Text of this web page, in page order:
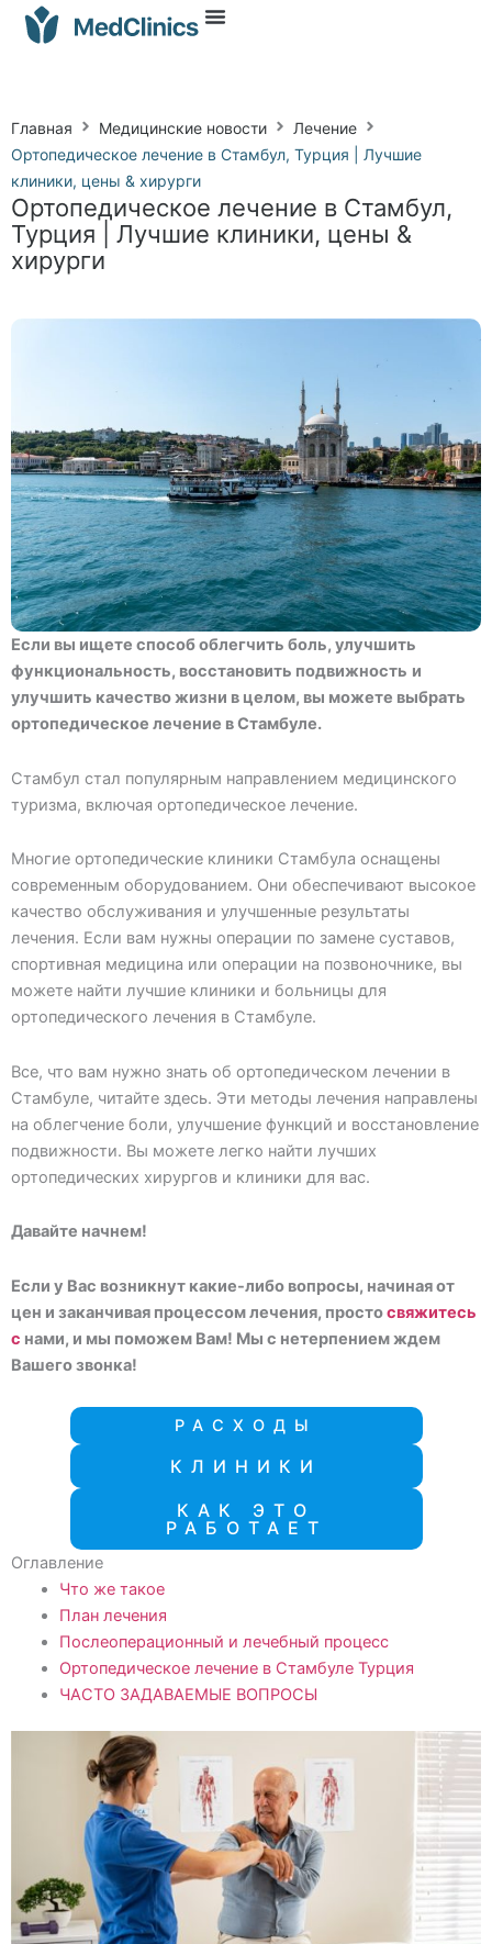
Ортопедическое лечение в Стамбул,
Турция | Лучшие клиники, цены &
хирурги
Главная Медицинские новости
Лечение
Ортопедическое лечение в Стамбул, Турция | Лучшие
клиники, цены & хирурги
Если вы ищете способ облегчить боль, улучшить
функциональность, восстановить подвижность и
улучшить качество жизни в целом, вы можете выбрать
ортопедическое лечение в Стамбуле.
Стамбул стал популярным направлением медицинского
туризма, включая ортопедическое лечение.
Многие ортопедические клиники Стамбула оснащены
современным оборудованием. Они обеспечивают высокое
качество обслуживания и улучшенные результаты
лечения. Если вам нужны операции по замене суставов,
спортивная медицина или операции на позвоночнике, вы
можете найти лучшие клиники и больницы для
ортопедического лечения в Стамбуле.
Все, что вам нужно знать об ортопедическом лечении в
Стамбуле, читайте здесь. Эти методы лечения направлены
на облегчение боли, улучшение функций и восстановление
подвижности. Вы можете легко найти лучших
ортопедических хирургов и клиники для вас.
Давайте начнем!
Если у Вас возникнут какие-либо вопросы, начиная от
цен и заканчивая процессом лечения, простосвяжитесь
с нами, и мы поможем Вам! Мы с нетерпением ждем
Вашего звонка!
РАСХОДЫ
КЛИНИКИ
КАК ЭТО
РАБОТАЕТ
Оглавление
Что же такое
План лечения
Послеоперационный и лечебный процесс
Ортопедическое лечение в Стамбуле Турция
ЧАСТО ЗАДАВАЕМЫЕ ВОПРОСЫ